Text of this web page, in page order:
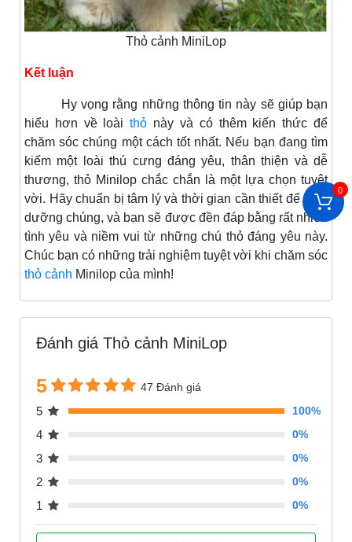
Thỏ cảnh MiniLop
Kết luận
Hy vọng rằng những thông tin này sẽ giúp bạn
hiểu hơn về loàithỏ này và có thêm kiến thức để
chăm sóc chúng một cách tốt nhất. Nếu bạn đang tìm
kiếm một loài thú cưng đáng yêu, thân thiện và dễ
thương, thỏ Minilop chắc chắn là một lựa chọn tuyệt
vời. Hãy chuẩn bị tâm lý và thời gian cần thiết để nuôi
dưỡng chúng, và bạn sẽ được đền đáp bằng rất nhiều
tình yêu và niềm vui từ những chú thỏ đáng yêu này.
Chúc bạn có những trải nghiệm tuyệt vời khi chăm sóc
thỏ cảnh Minilop của mình!
Đánh giá Thỏ cảnh MiniLop
5 47 Đánh giá
5 100%
4 0%
3 0%
2 0%
1 0%
0